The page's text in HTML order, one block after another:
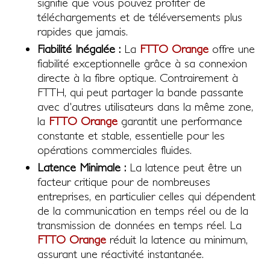
téléchargements et de téléversements plus
rapides que jamais.
Fiabilité Inégalée : La FTTO Orange offre une
fiabilité exceptionnelle grâce à sa connexion
directe à la fibre optique. Contrairement à
FTTH, qui peut partager la bande passante
avec d'autres utilisateurs dans la même zone,
la FTTO Orange garantit une performance
constante et stable, essentielle pour les
opérations commerciales fluides.
Latence Minimale : La latence peut être un
facteur critique pour de nombreuses
entreprises, en particulier celles qui dépendent
de la communication en temps réel ou de la
transmission de données en temps réel. La
FTTO Orange réduit la latence au minimum,
assurant une réactivité instantanée.